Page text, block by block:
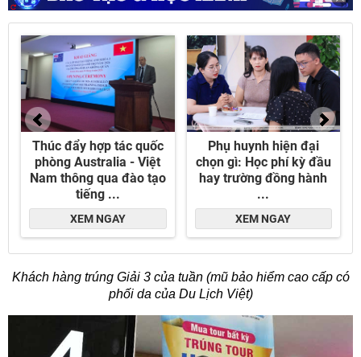
Khách hàng trúng Giải 3 của tuần (mũ bảo hiểm cao cấp có
phối da của Du Lịch Việt)